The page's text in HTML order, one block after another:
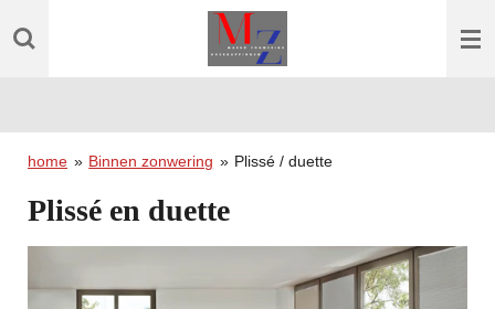
direct
home » Binnen zonwering » Plissé / duette
Plissé en duette